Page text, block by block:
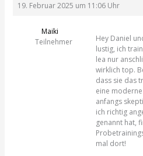
19. Februar 2025 um 11:06 Uhr
Maiki
Teilnehmer
Hey Daniel
lustig, ich
lea nur
wirklich top.
dass sie das
eine
anfangs
ich richtig
genannt hat,
mal dort!